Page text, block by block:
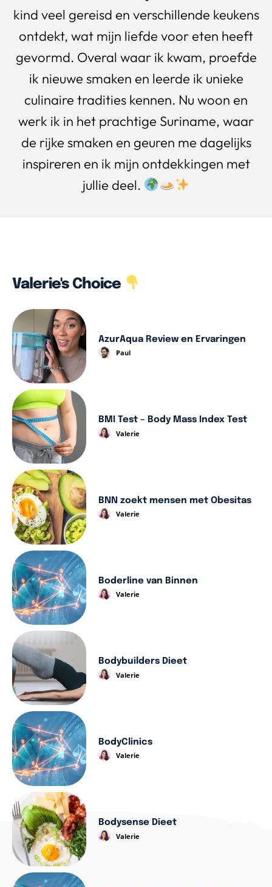
kind veel gereisd en verschillende keukens
ontdekt, wat mijn liefde voor eten heeft
gevormd. Overal waar ik kwam, proefde
ik nieuwe smaken en leerde ik unieke
culinaire tradities kennen. Nu woon en
werk ik in het prachtige Suriname, waar
de rijke smaken en geuren me dagelijks
inspireren en ik mijn ontdekkingen met
jullie deel.
Valerie's Choice
AzurAqua Review en Ervaringen
Paul
BMI Test – Body Mass Index Test
Valerie
BNN zoekt mensen met Obesitas
Valerie
Boderline van Binnen
Valerie
Bodybuilders Dieet
Valerie
BodyClinics
Valerie
Bodysense Dieet
Valerie